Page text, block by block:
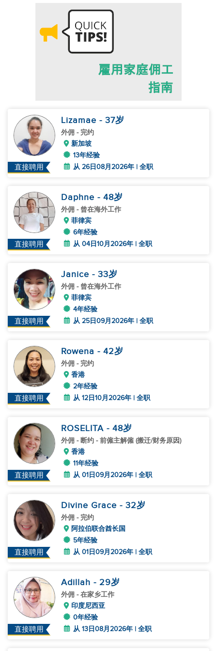
直接聘用
Lizamae - 37岁
外佣 - 完约
新加坡
13年经验
从 26日08月2026年 | 全职
直接聘用
Daphne - 48岁
外佣 - 曾在海外工作
菲律宾
6年经验
从 04日10月2026年 | 全职
直接聘用
Janice - 33岁
外佣 - 曾在海外工作
菲律宾
4年经验
从 25日09月2026年 | 全职
直接聘用
Rowena - 42岁
外佣 - 完约
香港
2年经验
从 12日10月2026年 | 全职
直接聘用
ROSELITA - 48岁
外佣 - 断约 - 前僱主解僱 (搬迁/财务原因)
香港
11年经验
从 01日09月2026年 | 全职
直接聘用
Divine Grace - 32岁
外佣 - 完约
阿拉伯联合酋长国
5年经验
从 01日09月2026年 | 全职
直接聘用
Adillah - 29岁
外佣 - 在家乡工作
印度尼西亚
0年经验
从 13日08月2026年 | 全职